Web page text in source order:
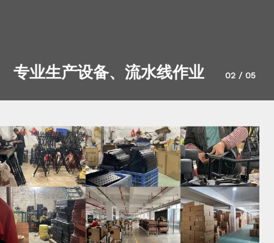
专业生产设备、流水线作业 02 / 05